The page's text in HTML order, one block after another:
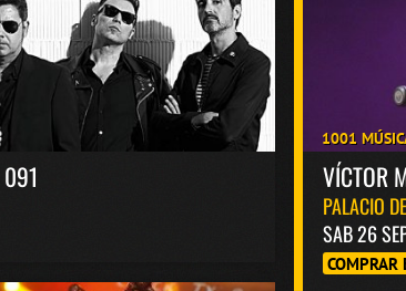
091
1001
VÍCTOR
PALACIO
SAB 26
COMPRAR